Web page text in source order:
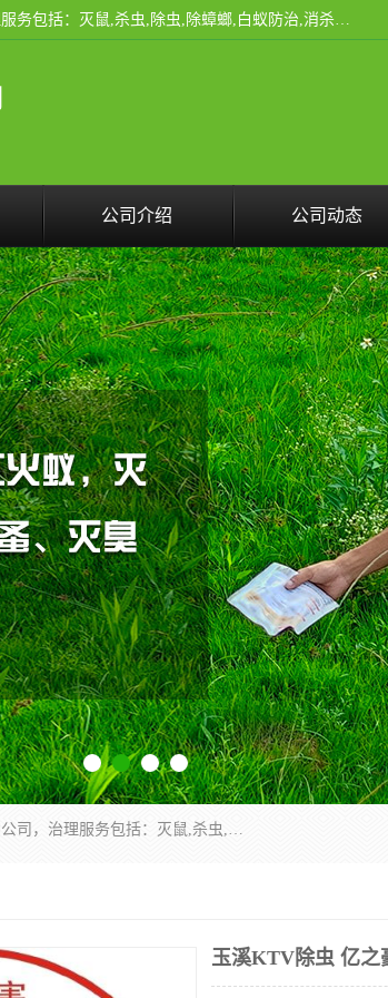
云南昆明亿之豪消杀公司是一家专业从事有害生物防治综合治理的公司，治理服务包括：灭鼠,杀虫,除虫,除蟑螂,白蚁防治,消杀等；安全环保,快速上门,价格透明,完善的售后服务,不影响您的生活工作。
公司介绍 公司动态
云南昆明亿之豪消杀公司是一家专业从事有害生物防治综合治理的公司，治理服务包括：灭鼠,杀虫,除虫,除蟑螂,白蚁防治,消杀等；安全环保,快速上门,价格透明,完善的售后服务,不影响您的生活工作。
玉溪KTV除虫 亿之